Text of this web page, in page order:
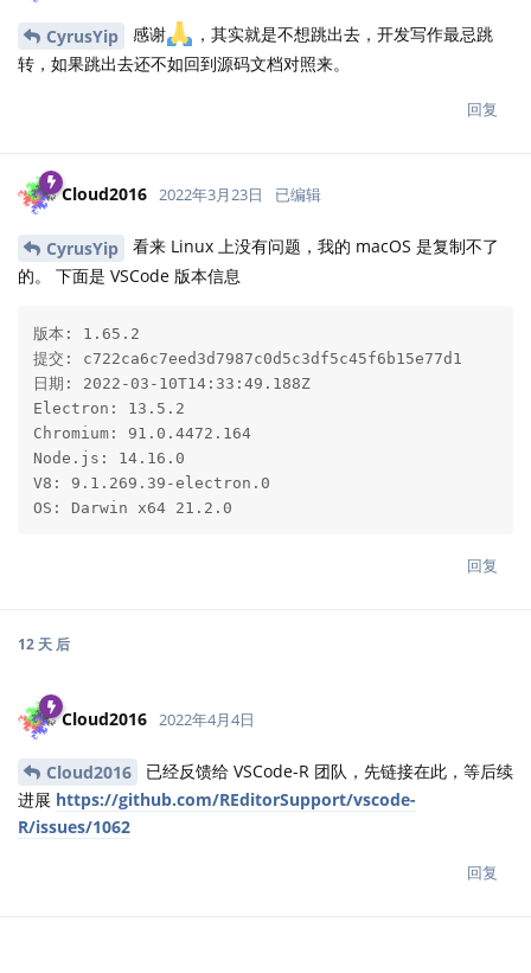
CyrusYip 感谢
，其实就是不想跳出去，开发写作最忌跳
转，如果跳出去还不如回到源码文档对照来。
回复
Cloud2016 2022年3月23日 已编辑
CyrusYip
看来 Linux 上没有问题，我的 macOS 是复制不了
的。 下面是 VSCode 版本信息
版本: 1.65.2
提交: c722ca6c7eed3d7987c0d5c3df5c45f6b15e77d1
日期: 2022-03-10T14:33:49.188Z
Electron: 13.5.2
Chromium: 91.0.4472.164
Node.js: 14.16.0
V8: 9.1.269.39-electron.0
OS: Darwin x64 21.2.0
回复
12 天 后
Cloud2016 2022年4月4日
Cloud2016
已经反馈给 VSCode-R 团队，先链接在此，等后续
进展 https://github.com/REditorSupport/vscode-
R/issues/1062
回复